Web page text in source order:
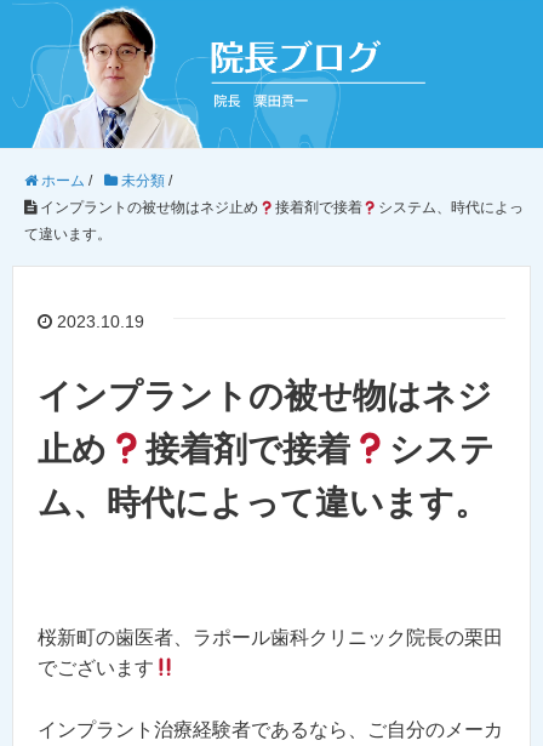
ホーム / 未分類 /
インプラントの被せ物はネジ止め
接着剤で接着
システム、時代によっ
て違います。
2023.10.19
インプラントの被せ物はネジ
止め
接着剤で接着
システ
ム、時代によって違います。
桜新町の歯医者、ラポール歯科クリニック院長の栗田
でございます
インプラント治療経験者であるなら、ご自分のメーカ